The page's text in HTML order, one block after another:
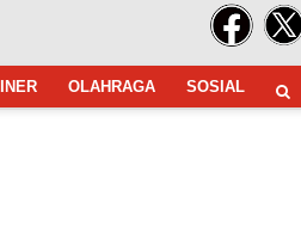
OLAHRAGA SOSIAL